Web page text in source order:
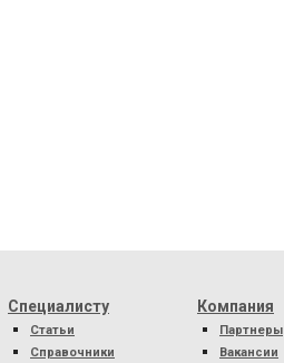
Специалисту
Статьи
Справочники
Компания
Партнеры
Вакансии